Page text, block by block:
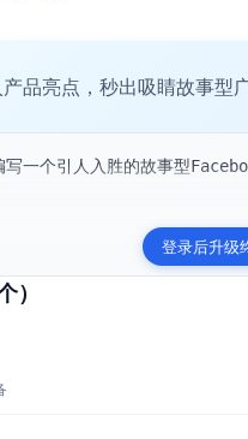
品亮点，秒出吸睛故事型
一个引人入胜的故事型
登录后升级
）